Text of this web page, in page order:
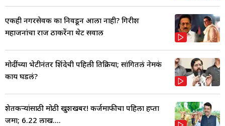
एकही नगरसेवक का निवडून आला नाही? गिरीश
महाजनांचा राज ठाकरेंना थेट सवाल
मोदींच्या भेटीनंतर शिंदेची पहिली प्रतिक्रिया; सांगितलं नेमकं
काय घडलं?
शेतकऱ्यांसाठी मोठी खुशखबर! कर्जमाफीचा पहिला हप्ता
जमा; 6.22 लाख....